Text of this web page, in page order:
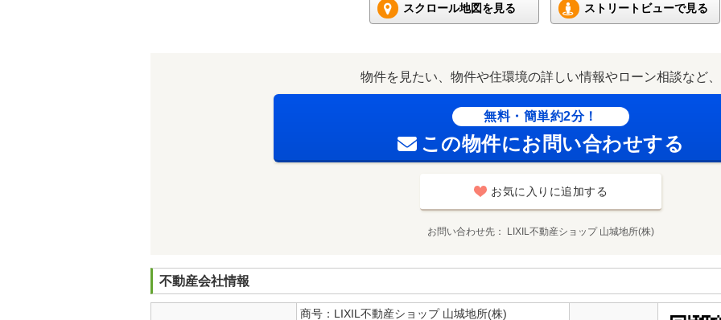
スクロール地図を見る ストリートビューで見る
物件を見たい、物件や住環境の詳しい情報やローン相談など、
無料・簡単約2分！
この物件にお問い合わせする
お気に入りに追加する
お問い合わせ先 LIXIL不動産ショップ 山城地所(株)
不動産会社情報
商号：LIXIL不動産ショップ 山城地所(株)